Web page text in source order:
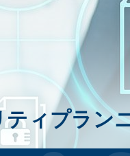
ュリティ設定診断（スポット診
端末（PC）セキュリティ設定
ンアプリケーション診断
Checker ®
キュリティ設定診断（スポット
アプリケーション
チート対策ペネト
IoTデバイスペネ
セキュリティ対策
「Cymulate」
TLPT（脅威ベース
スト）
ィプラン